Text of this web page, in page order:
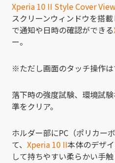
Xperia 10 II Style Cover View
スクリーンウィンドウを搭
で通知や日時の確認ができる
ー。
※ただし画面のタッチ操作
落下時の強度試験、環境試
準をクリア。
ホルダー部にPC（ポリカー
て、 Xperia 10 II本体のデザ
して持ちやすい柔らかい手触